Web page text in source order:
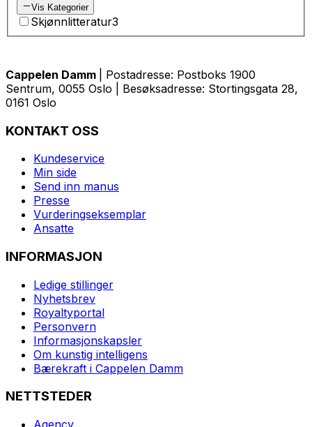
Vis Kategorier
Skjønnlitteratur3
Cappelen Damm
| Postadresse: Postboks 1900
Sentrum, 0055 Oslo | Besøksadresse: Stortingsgata 28,
0161 Oslo
KONTAKT OSS
Kundeservice
Min side
Send inn manus
Presse
Vurderingseksemplar
Ansatte
INFORMASJON
Ledige stillinger
Nyhetsbrev
Royaltyportal
Personvern
Informasjonskapsler
Om kunstig intelligens
Bærekraft i Cappelen Damm
NETTSTEDER